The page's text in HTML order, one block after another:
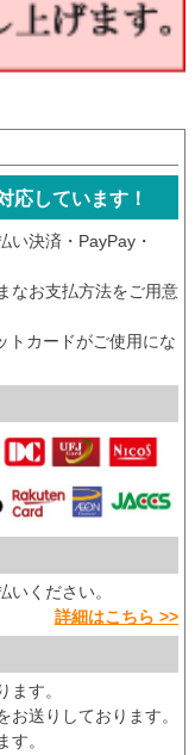
応しています！
い決済・PayPay・
なお支払方法をご用意
トカードがご使用にな
ください。
詳細はこちら >>
ます。
送りしております。
。